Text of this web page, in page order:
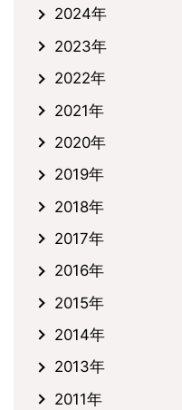
2024年
2023年
2022年
2021年
2020年
2019年
2018年
2017年
2016年
2015年
2014年
2013年
2011年